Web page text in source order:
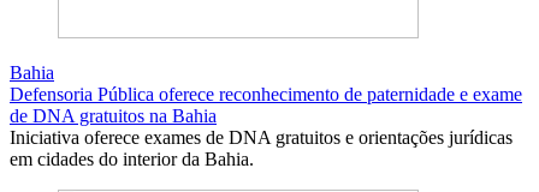
Bahia
Defensoria Pública oferece reconhecimento de paternidade e exame
de DNA gratuitos na Bahia
Iniciativa oferece exames de DNA gratuitos e orientações jurídicas
em cidades do interior da Bahia.